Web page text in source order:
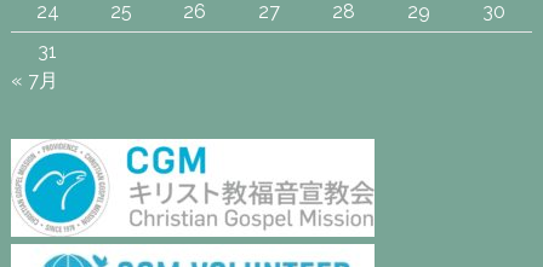
24
25 26 27 28 29
30
31
« 7月